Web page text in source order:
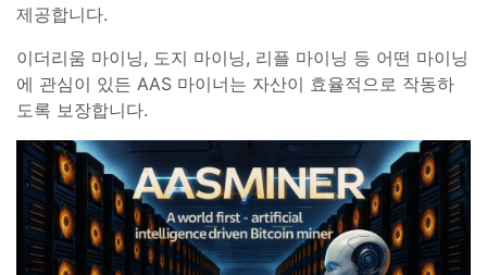
제공합니다.
이더리움 마이닝, 도지 마이닝, 리플 마이닝 등 어떤 마이닝
에 관심이 있든 AAS 마이너는 자산이 효율적으로 작동하
도록 보장합니다.